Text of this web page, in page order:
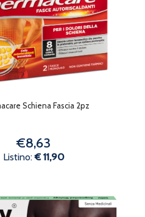
Schiena Fascia 2pz
€8,63
Listino:€ 11,90